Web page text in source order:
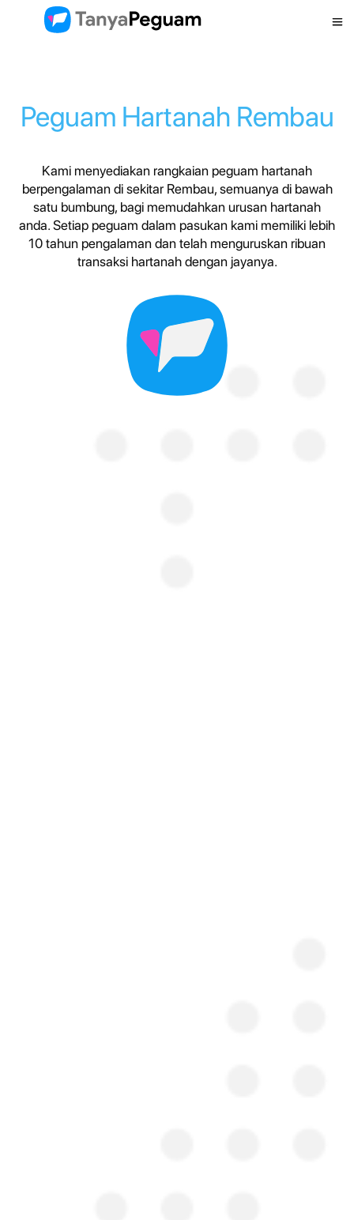
Peguam Hartanah Rembau
Kami menyediakan rangkaian peguam hartanah
berpengalaman di sekitar Rembau, semuanya di bawah
satu bumbung, bagi memudahkan urusan hartanah
anda. Setiap peguam dalam pasukan kami memiliki lebih
10 tahun pengalaman dan telah menguruskan ribuan
transaksi hartanah dengan jayanya.